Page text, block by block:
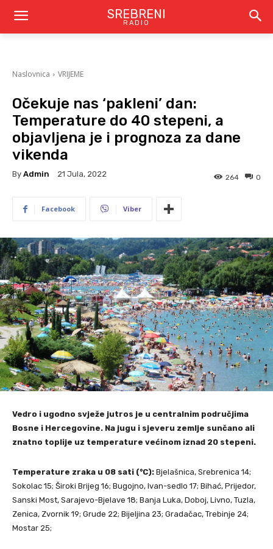
SREBRENI
RADIO
Naslovnica VRIJEME
Očekuje nas ‘pakleni’ dan:
Temperature do 40 stepeni, a
objavljena je i prognoza za dane
vikenda
By Admin 21 Jula, 2022 0
264
Facebook Viber
Vedro i ugodno svježe jutros je u centralnim područjima
Bosne i Hercegovine. Na jugu i sjeveru zemlje sunčano ali
znatno toplije uz temperature većinom iznad 20 stepeni.
Temperature zraka u 08 sati (°C): Bjelašnica, Srebrenica 14;
Sokolac 15; Široki Brijeg 16; Bugojno, Ivan-sedlo 17; Bihać, Prijedor,
Sanski Most, Sarajevo-Bjelave 18; Banja Luka, Doboj, Livno, Tuzla,
Zenica, Zvornik 19; Grude 22; Bijeljina 23; Gradačac, Trebinje 24;
Mostar 25;